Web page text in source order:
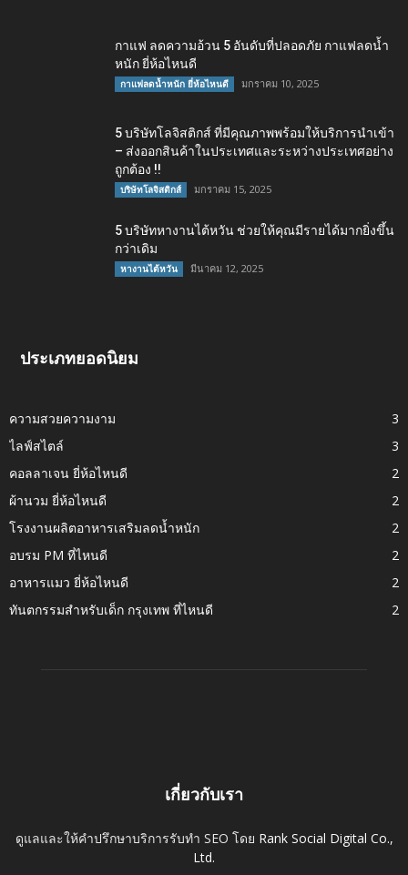
กาแฟ ลดความอ้วน 5 อันดับที่ปลอดภัย กาแฟลดน้ำ
หนัก ยี่ห้อไหนดี
กาแฟลดน้ำหนัก ยี่ห้อไหนดี มกราคม 10, 2025
5 บริษัทโลจิสติกส์ ที่มีคุณภาพพร้อมให้บริการนำเข้า
– ส่งออกสินค้าในประเทศและระหว่างประเทศอย่าง
ถูกต้อง !!
บริษัทโลจิสติกส์ มกราคม 15, 2025
5 บริษัทหางานไต้หวัน ช่วยให้คุณมีรายได้มากยิ่งขึ้น
กว่าเดิม
หางานไต้หวัน มีนาคม 12, 2025
ประเภทยอดนิยม
ความสวยความงาม
3
ไลฟ์สไตล์
3
คอลลาเจน ยี่ห้อไหนดี
2
ผ้านวม ยี่ห้อไหนดี
2
โรงงานผลิตอาหารเสริมลดน้ำหนัก
2
อบรม PM ที่ไหนดี
2
อาหารแมว ยี่ห้อไหนดี
2
ทันตกรรมสำหรับเด็ก กรุงเทพ ที่ไหนดี
2
เกี่ยวกับเรา
ดูแลและให้คำปรึกษาบริการรับทำ SEO โดย Rank Social Digital Co.,
Ltd.